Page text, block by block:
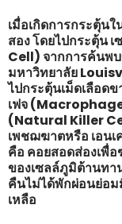
เมื่อเกิดการกระตุ้น
สอง โดยไปกระตุ้น
Cell) จากการค้นพ
มหาวิทยาลัย
ไปกระตุ้นเม็ดเลือด
เฟจ
(Natural Killer
เพชฌฆาตหรือ เอน
คือ คอยสอดส่องเพื่อ
ของเซลล์ภูมิต้านท
คืนไม่ได้พักผ่อนย่อ
เหลือ